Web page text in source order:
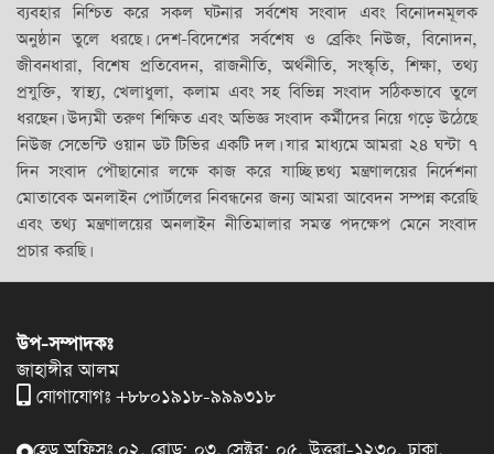
ব্যবহার নিশ্চিত করে সকল ঘটনার সর্বশেষ সংবাদ এবং বিনোদনমূলক
অনুষ্ঠান তুলে ধরছে। দেশ-বিদেশের সর্বশেষ ও ব্রেকিং নিউজ, বিনোদন,
জীবনধারা, বিশেষ প্রতিবেদন, রাজনীতি, অর্থনীতি, সংস্কৃতি, শিক্ষা, তথ্য
প্রযুক্তি, স্বাস্থ্য, খেলাধুলা, কলাম এবং সহ বিভিন্ন সংবাদ সঠিকভাবে তুলে
ধরছেন। উদ্যমী তরুণ শিক্ষিত এবং অভিজ্ঞ সংবাদ কর্মীদের নিয়ে গড়ে উঠেছে
নিউজ সেভেন্টি ওয়ান ডট টিভির একটি দল। যার মাধ্যমে আমরা ২৪ ঘন্টা ৭
দিন সংবাদ পৌছানোর লক্ষে কাজ করে যাচ্ছি।তথ্য মন্ত্রণালয়ের নির্দেশনা
মোতাবেক অনলাইন পোর্টালের নিবন্ধনের জন্য আমরা আবেদন সম্পন্ন করেছি
এবং তথ্য মন্ত্রণালয়ের অনলাইন নীতিমালার সমস্ত পদক্ষেপ মেনে সংবাদ
প্রচার করছি।
উপ-সম্পাদকঃ
জাহাঙ্গীর আলম
যোগাযোগঃ +৮৮০১৯১৮-৯৯৯৩১৮